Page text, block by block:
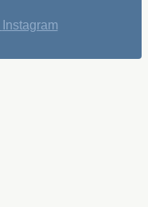
Instagram